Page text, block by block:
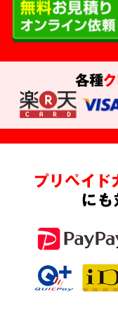
各種
プリペイド
に